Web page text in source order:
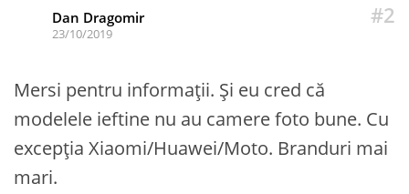
#2
Dan Dragomir
23/10/2019
Mersi pentru informații. Și eu cred că
modelele ieftine nu au camere foto bune. Cu
excepția Xiaomi/Huawei/Moto. Branduri mai
mari.